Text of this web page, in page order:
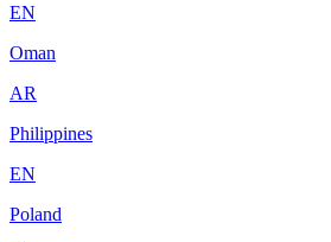
EN
Oman
AR
Philippines
EN
Poland